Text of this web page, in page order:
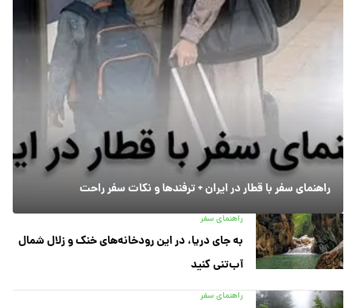
راهنمای سفر با قطار در ایران + ترفندها و نکات سفر راحت
راهنمای سفر
به جای دریا، در این رودخانه‌های خنک و زلال شمال
آب‌تنی کنید
راهنمای سفر